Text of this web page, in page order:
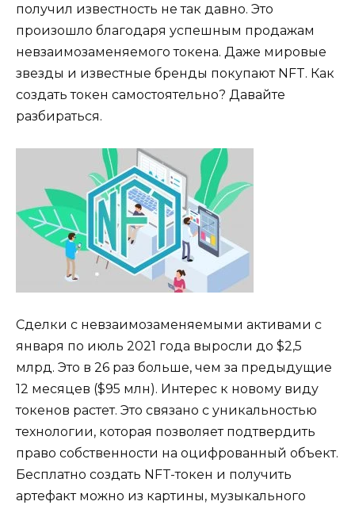
получил известность не так давно. Это
произошло благодаря успешным продажам
невзаимозаменяемого токена. Даже мировые
звезды и известные бренды покупают NFT. Как
создать токен самостоятельно? Давайте
разбираться.
Сделки с невзаимозаменяемыми активами с
января по июль 2021 года выросли до $2,5
млрд. Это в 26 раз больше, чем за предыдущие
12 месяцев ($95 млн). Интерес к новому виду
токенов растет. Это связано с уникальностью
технологии, которая позволяет подтвердить
право собственности на оцифрованный объект.
Бесплатно создать NFT-токен и получить
артефакт можно из картины, музыкального